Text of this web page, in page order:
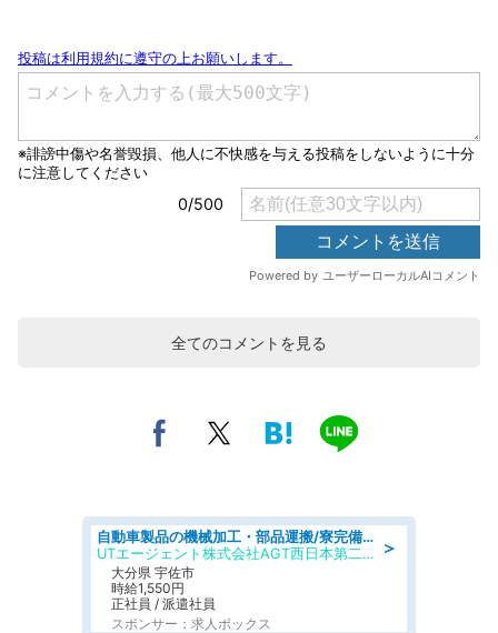
全てのコメントを見る
＞
自動車製品の機械加工・部品運搬/寮完備/日払い/工場・製造
UTエージェント株式会社AGT西日本第二CU
大分県 宇佐市
時給1,550円
正社員 / 派遣社員
スポンサー：求人ボックス